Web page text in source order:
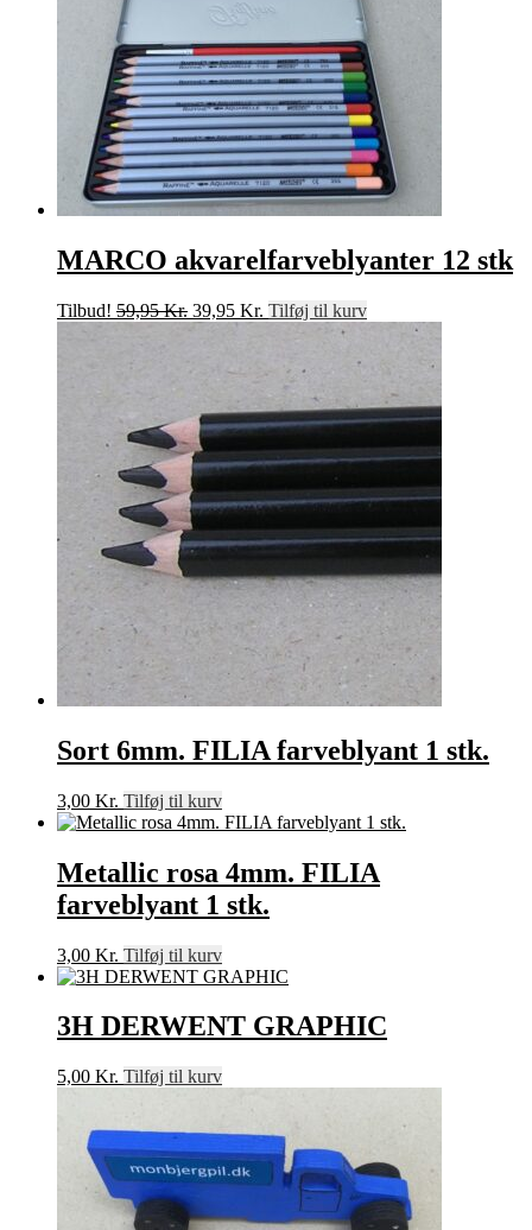
MARCO akvarelfarveblyanter 12 stk
Tilbud! 59,95Kr. Den
oprindelige
39,95 Kr. Den
er:
39,95 Kr..
Tilføj til kurv
Sort 6mm. FILIA farveblyant 1 stk.
3,00 Kr. Tilføj til kurv
Metallic rosa 4mm. FILIA
farveblyant 1 stk.
3,00 Kr. Tilføj til kurv
3H DERWENT GRAPHIC
5,00 Kr. Tilføj til kurv